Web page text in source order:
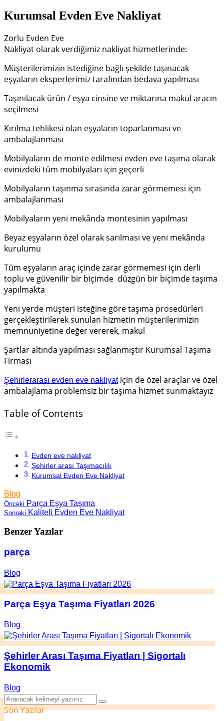
Kurumsal Evden Eve Nakliyat
Zorlu Evden Eve
Nakliyat olarak verdiğimiz nakliyat hizmetlerinde:
Müşterilerimizin istediğine bağlı şekilde taşınacak
eşyaların eksperlerimiz tarafından bedava yapılması
Taşınılacak ürün / eşya cinsine ve miktarına makul aracın
seçilmesi
Kırılma tehlikesi olan eşyaların toparlanması ve
ambalajlanması
Mobilyaların de monte edilmesi evden eve taşıma olarak
evinizdeki tüm mobilyaları için geçerli
Mobilyaların taşınma sırasında zarar görmemesi için
ambalajlanması
Mobilyaların yeni mekânda montesinin yapılması
Beyaz eşyaların özel olarak sarılması ve yeni mekânda
kurulumu
Tüm eşyaların araç içinde zarar görmemesi için derli
toplu ve güvenilir bir biçimde düzgün bir biçimde taşıma
yapılmakta
Yeni yerde müşteri isteğine göre taşıma prosedürleri
gerçekleştirilerek sunulan hizmetin müşterilerimizin
memnuniyetine değer vererek, makul
Şartlar altında yapılması sağlanmıştır Kurumsal Taşıma
Firması
Şehirlerarası evden eve nakliyatiçin de özel araçlar ve özel
ambalajlama problemsiz bir taşıma hizmet sunmaktayız
Table of Contents
Evden eve nakliyat
Şehirler arası Taşımacılık
Kurumsal Evden Eve Nakliyat
Blog
Önceki Parça Eşya Taşıma
Sonraki Kaliteli Evden Eve Nakliyat
Benzer Yazılar
parça
Blog
Parça Eşya Taşıma Fiyatları 2026
Blog
Şehirler Arası Taşıma Fiyatları | Sigortalı
Ekonomik
Blog
Son Yazılar